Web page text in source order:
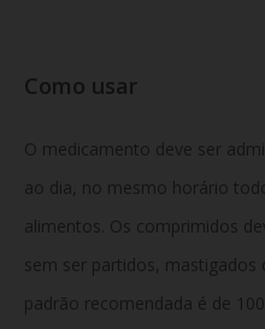
Como usar
O medicamento deve ser
ao dia, no mesmo horário
alimentos. Os comprimidos
sem ser partidos, mastigados
padrão recomendada é de